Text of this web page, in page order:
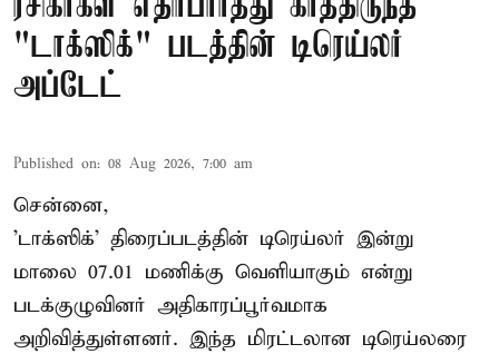
"டாக்ஸிக்" படத்தின் டிரெய்லர்
அப்டேட்
Published on: 08 Aug 2026, 7:00 am
சென்னை,
'டாக்ஸிக்' திரைப்படத்தின் டிரெய்லர் இன்று
மாலை 07.01 மணிக்கு வெளியாகும் என்று
படக்குழுவினர் அதிகாரப்பூர்வமாக
அறிவித்துள்ளனர். இந்த மிரட்டலான டிரெய்லரை